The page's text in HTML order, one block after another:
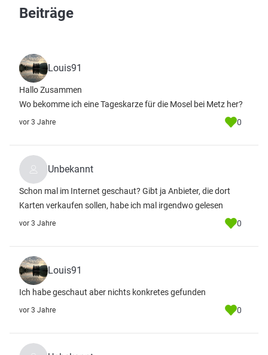
Beiträge
Louis91
Hallo Zusammen
Wo bekomme ich eine Tageskarze für die Mosel bei Metz her?
vor 3 Jahre 0
Unbekannt
Schon mal im Internet geschaut? Gibt ja Anbieter, die dort
Karten verkaufen sollen, habe ich mal irgendwo gelesen
vor 3 Jahre 0
Louis91
Ich habe geschaut aber nichts konkretes gefunden
vor 3 Jahre 0